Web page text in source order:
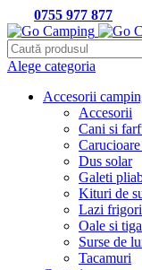
0755 977 877
Alege categoria
Accesorii
Accesorii
Cani si
Dus solar
Galeti
Kituri de
Lazi
Oale si
Surse de
Tacamuri